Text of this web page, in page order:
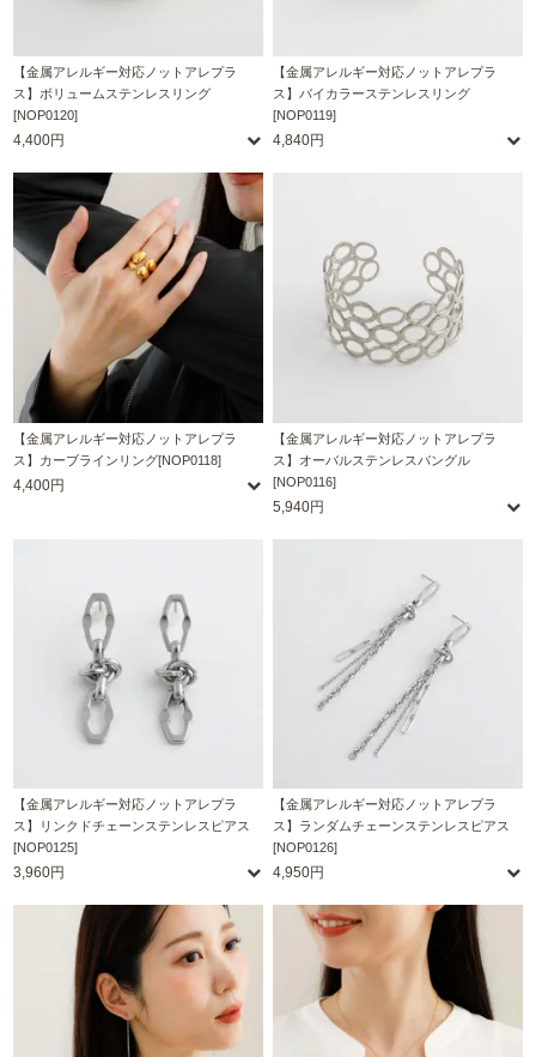
【金属アレルギー対応ノットアレプラ
ス】ボリュームステンレスリング
[NOP0120]
4,400円
【金属アレルギー対応ノットアレプラ
ス】バイカラーステンレスリング
[NOP0119]
4,840円
【金属アレルギー対応ノットアレプラ
ス】カーブラインリング[NOP0118]
4,400円
【金属アレルギー対応ノットアレプラ
ス】オーバルステンレスバングル
[NOP0116]
5,940円
【金属アレルギー対応ノットアレプラ
ス】リンクドチェーンステンレスピアス
[NOP0125]
3,960円
【金属アレルギー対応ノットアレプラ
ス】ランダムチェーンステンレスピアス
[NOP0126]
4,950円